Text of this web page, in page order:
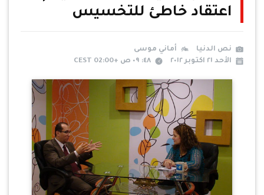
اعتقاد خاطئ للتخسيس
نص الدنيا
أماني موسى
الأحد ٢١ اكتوبر ٢٠١٢
٤٨: ٠٩ ص +02:00 CEST